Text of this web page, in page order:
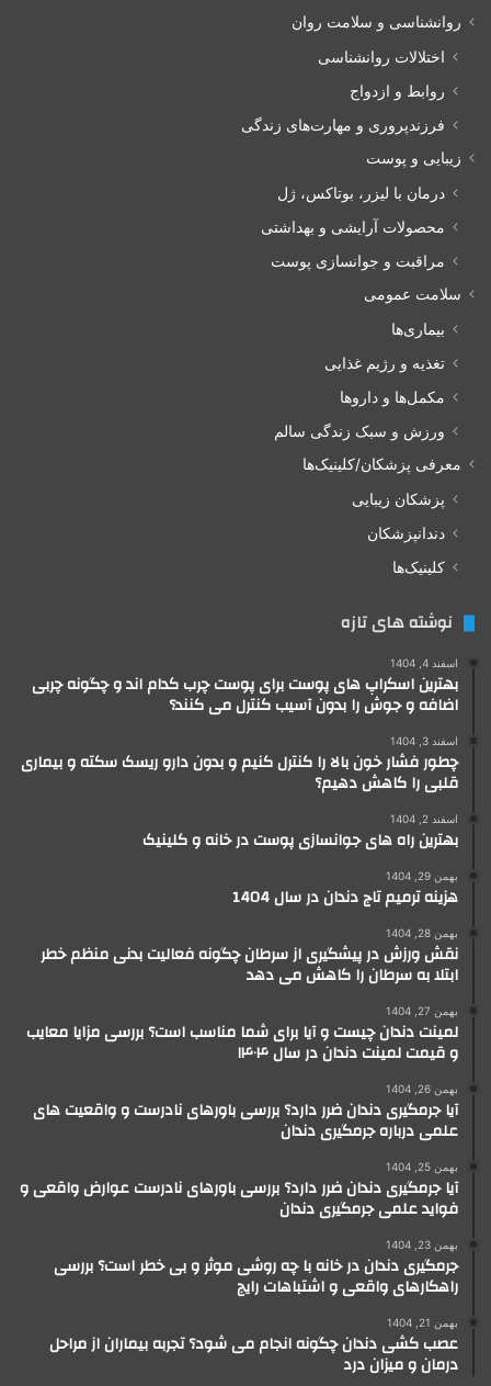
روانشناسی و سلامت روان
اختلالات روانشناسی
روابط و ازدواج
فرزندپروری و مهارت‌های زندگی
زیبایی و پوست
درمان با لیزر، بوتاکس، ژل
محصولات آرایشی و بهداشتی
مراقبت و جوانسازی پوست
سلامت عمومی
بیماری‌ها
تغذیه و رژیم غذایی
مکمل‌ها و داروها
ورزش و سبک زندگی سالم
معرفی پزشکان/کلینیک‌ها
پزشکان زیبایی
دندانپزشکان
کلینیک‌ها
نوشته های تازه
اسفند 4, 1404
بهترین اسکراپ های پوست برای پوست چرب کدام اند و چگونه چربی
اضافه و جوش را بدون آسیب کنترل می کنند؟
اسفند 3, 1404
چطور فشار خون بالا را کنترل کنیم و بدون دارو ریسک سکته و بیماری
قلبی را کاهش دهیم؟
اسفند 2, 1404
بهترین راه های جوانسازی پوست در خانه و کلینیک
بهمن 29, 1404
هزینه ترمیم تاج دندان در سال 1404
بهمن 28, 1404
نقش ورزش در پیشگیری از سرطان چگونه فعالیت بدنی منظم خطر
ابتلا به سرطان را کاهش می دهد
بهمن 27, 1404
لمینت دندان چیست و آیا برای شما مناسب است؟ بررسی مزایا معایب
و قیمت لمینت دندان در سال ۱۴۰۴
بهمن 26, 1404
آیا جرمگیری دندان ضرر دارد؟ بررسی باورهای نادرست و واقعیت های
علمی درباره جرمگیری دندان
بهمن 25, 1404
آیا جرمگیری دندان ضرر دارد؟ بررسی باورهای نادرست عوارض واقعی و
فواید علمی جرمگیری دندان
بهمن 23, 1404
جرمگیری دندان در خانه با چه روشی موثر و بی خطر است؟ بررسی
راهکارهای واقعی و اشتباهات رایج
بهمن 21, 1404
عصب کشی دندان چگونه انجام می شود؟ تجربه بیماران از مراحل
درمان و میزان درد